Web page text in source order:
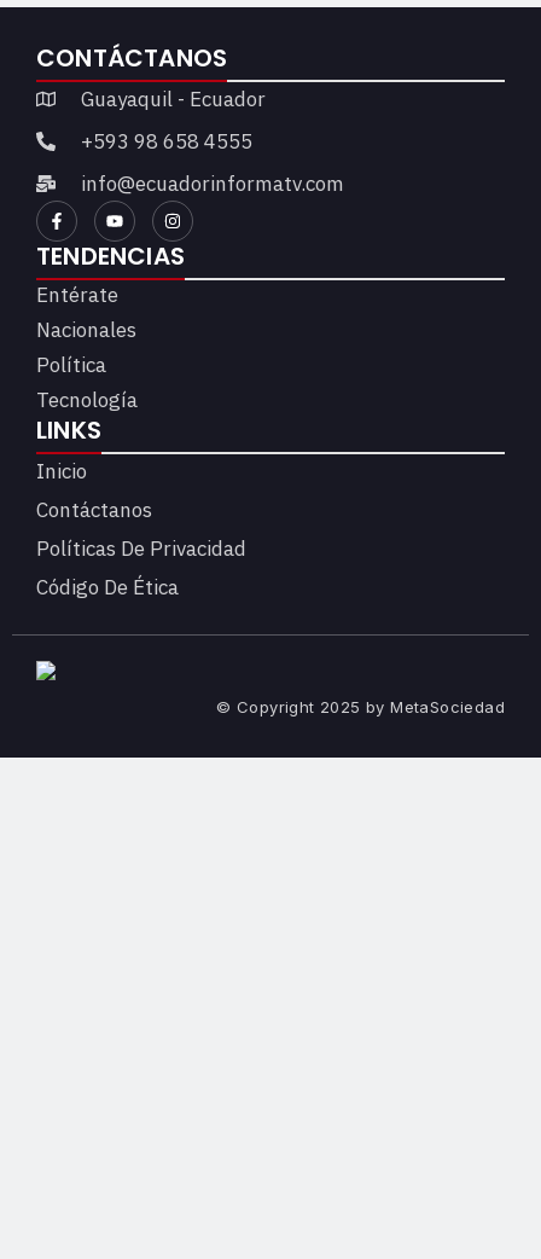
CONTÁCTANOS
Guayaquil - Ecuador
+593 98 658 4555
info@ecuadorinformatv.com
TENDENCIAS
Entérate
Nacionales
Política
Tecnología
LINKS
Inicio
Contáctanos
Políticas De Privacidad
Código De Ética
© Copyright 2025 by MetaSociedad